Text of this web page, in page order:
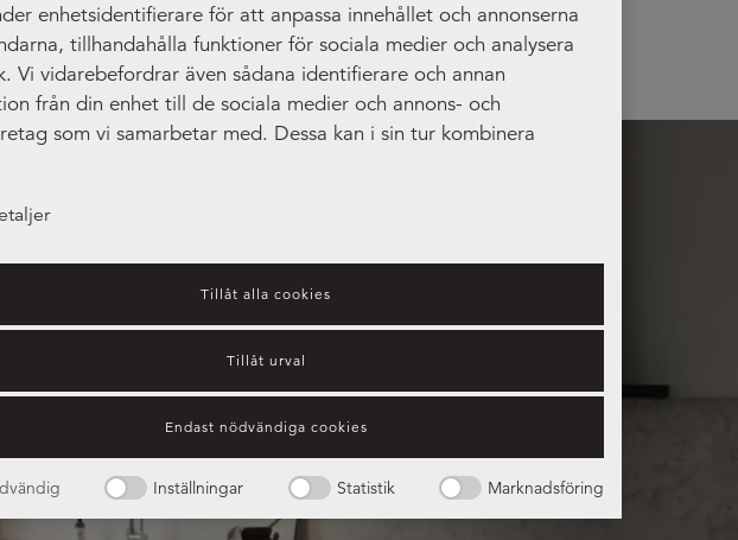
enhetsidentifierare för att anpassa innehållet och annonserna
tillhandahålla funktioner för sociala medier och analysera
Vi vidarebefordrar även sådana identifierare och annan
från din enhet till de sociala medier och annons- och
som vi samarbetar med. Dessa kan i sin tur kombinera
med annan information som du har tillhandahållit eller som
Tillåt alla cookies
Tillåt urval
Endast nödvändiga cookies
Inställningar Statistik Marknadsföring
Guide – bänkskivors olika
egenskaper